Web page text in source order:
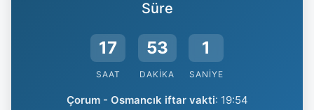
Süre
17
SAAT
53
DAKIKA
0
SANIYE
Çorum - Osmancık iftar vakti: 19:54